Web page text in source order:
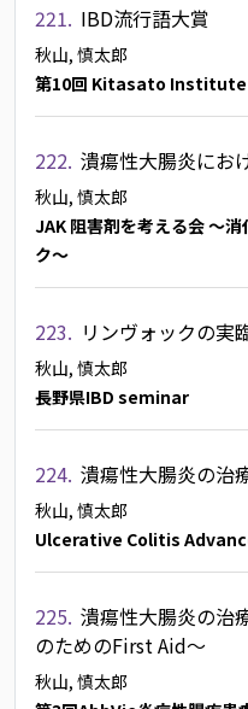
221. IBD流行語大賞
秋山, 慎太郎
第10回 Kitasato Institute
222. 潰瘍性大腸炎にお
秋山, 慎太郎
JAK 阻害剤を考える会 ～
ク～
223. リンヴォックの実
秋山, 慎太郎
長野県IBD seminar
224. 潰瘍性大腸炎の治
秋山, 慎太郎
Ulcerative Colitis
225. 潰瘍性大腸炎の治
のためのFirst Aid〜
秋山, 慎太郎